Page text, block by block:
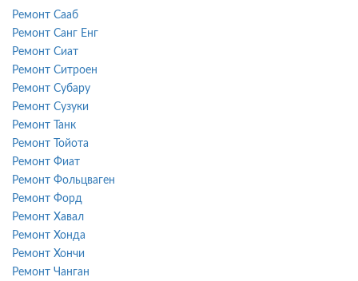
Ремонт Сааб
Ремонт Санг Енг
Ремонт Сиат
Ремонт Ситроен
Ремонт Субару
Ремонт Сузуки
Ремонт Танк
Ремонт Тойота
Ремонт Фиат
Ремонт Фольцваген
Ремонт Форд
Ремонт Хавал
Ремонт Хонда
Ремонт Хончи
Ремонт Чанган